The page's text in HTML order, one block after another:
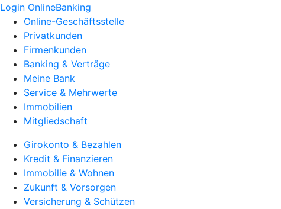
Login OnlineBanking
Online-Geschäftsstelle
Privatkunden
Firmenkunden
Banking & Verträge
Meine Bank
Service & Mehrwerte
Immobilien
Mitgliedschaft
Girokonto & Bezahlen
Kredit & Finanzieren
Immobilie & Wohnen
Zukunft & Vorsorgen
Versicherung & Schützen